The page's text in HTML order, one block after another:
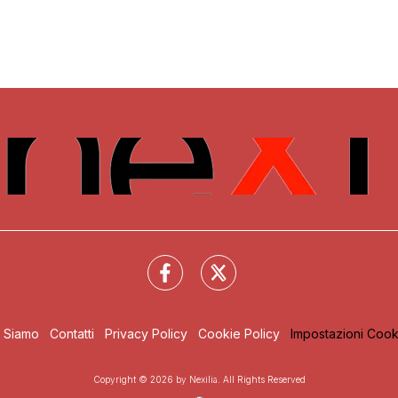
Siamo Contatti Privacy Policy Cookie Policy Impostazioni
Copyright © 2026 by Nexilia. All Rights Reserved